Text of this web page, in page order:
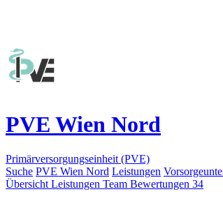
PVE Wien Nord
Primärversorgungseinheit (PVE)
Suche PVE Wien Nord Leistungen
Übersicht Leistungen Team Bewertungen 34